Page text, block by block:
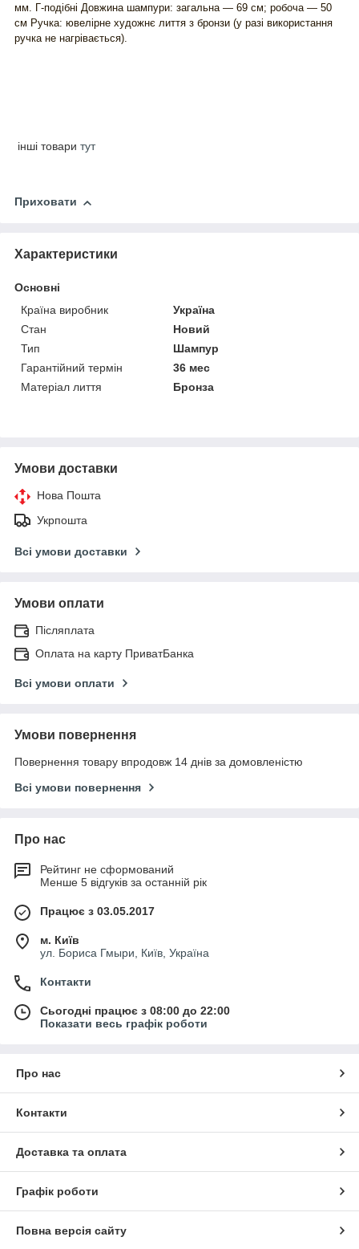
мм. Г-подібні Довжина шампури: загальна — 69 см; робоча — 50
см Ручка: ювелірне художнє лиття з бронзи (у разі використання
ручка не нагрівається).
інші товари тут
Приховати
Характеристики
Основні
Країна виробник
Україна
Стан
Новий
Тип
Шампур
Гарантійний термін
36 мес
Матеріал лиття
Бронза
Умови доставки
Нова Пошта
Укрпошта
Всі умови доставки
Умови оплати
Післяплата
Оплата на карту ПриватБанка
Всі умови оплати
Умови повернення
Повернення товару впродовж 14 днів за домовленістю
Всі умови повернення
Про нас
Рейтинг не сформований
Менше 5 відгуків за останній рік
Працює з 03.05.2017
м. Київ
ул. Бориса Гмыри, Київ, Україна
Контакти
Сьогодні працює з 08:00 до 22:00
Показати весь графік роботи
Про нас
Контакти
Доставка та оплата
Графік роботи
Повна версія сайту